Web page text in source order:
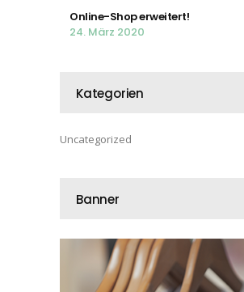
Online-Shop erweitert!
24. März 2020
Kategorien
Uncategorized
Banner